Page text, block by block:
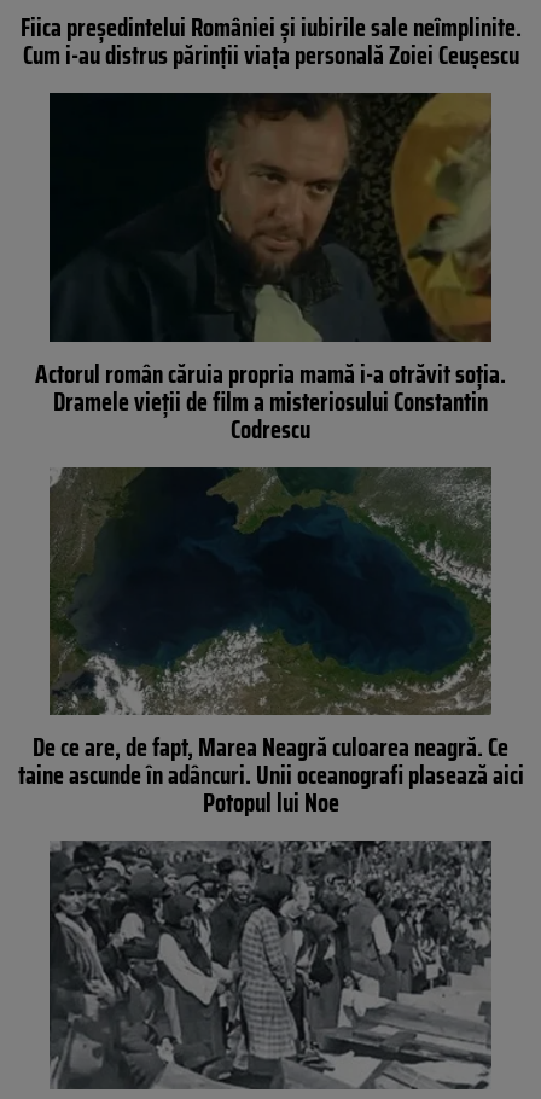
Fiica președintelui României și iubirile sale neîmplinite.
Cum i-au distrus părinții viața personală Zoiei Ceușescu
Actorul român căruia propria mamă i-a otrăvit soția.
Dramele vieții de film a misteriosului Constantin
Codrescu
De ce are, de fapt, Marea Neagră culoarea neagră. Ce
taine ascunde în adâncuri. Unii oceanografi plasează aici
Potopul lui Noe